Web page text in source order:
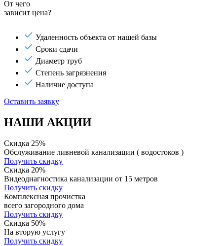
От чего
зависит цена?
Удаленность объекта от нашей базы
Сроки сдачи
Диаметр труб
Степень загрязнения
Наличие доступа
Оставить заявку
НАШИ АКЦИИ
Скидка 25%
Обслуживание ливневой канализации ( водостоков )
Получить скидку
Скидка 20%
Видеодиагностика канализации от 15 метров
Получить скидку
Комплексная прочистка
всего загородного дома
Получить скидку
Скидка 50%
На вторую услугу
Получить скидку